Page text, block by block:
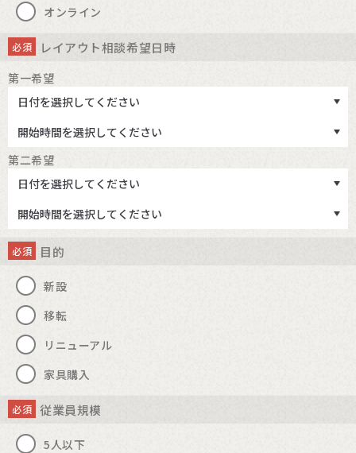
オンライン
必須 レイアウト相談希望日時
第一希望
第二希望
必須 目的
新設
移転
リニューアル
家具購入
必須 従業員規模
5人以下